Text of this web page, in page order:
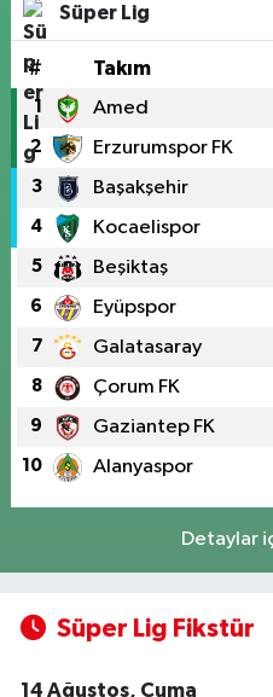
Süper Lig
# Takım
1 Amed
2 Erzurumspor FK
3 Başakşehir
4 Kocaelispor
5 Beşiktaş
6 Eyüpspor
7 Galatasaray
8 Çorum FK
9 Gaziantep FK
10 Alanyaspor
Detaylar
Süper Lig Fikstür
14 Ağustos, Cuma